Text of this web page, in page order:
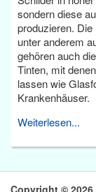
sondern diese
produzieren.
unter anderem
gehören auch
Tinten, mit
lassen wie
Krankenhäuser.
Weiterlesen...